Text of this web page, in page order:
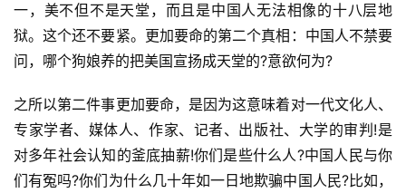
一，美不但不是天堂，而且是中国人无法相像的十八层地
狱。这个还不要紧。更加要命的第二个真相：中国人不禁要
问，哪个狗娘养的把美国宣扬成天堂的?意欲何为?
之所以第二件事更加要命，是因为这意味着对一代文化人、
专家学者、媒体人、作家、记者、出版社、大学的审判!是
对多年社会认知的釜底抽薪!你们是些什么人?中国人民与你
们有冤吗?你们为什么几十年如一日地欺骗中国人民?比如，